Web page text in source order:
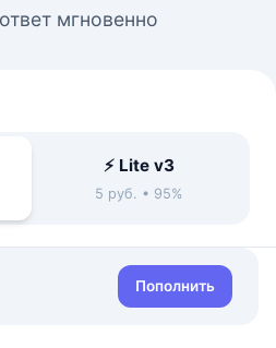
мгновенно
⚡ Lite v3
5 руб. • 95%
Пополнить